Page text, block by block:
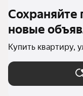
Сохраняйте
новые
Купить квартиру,